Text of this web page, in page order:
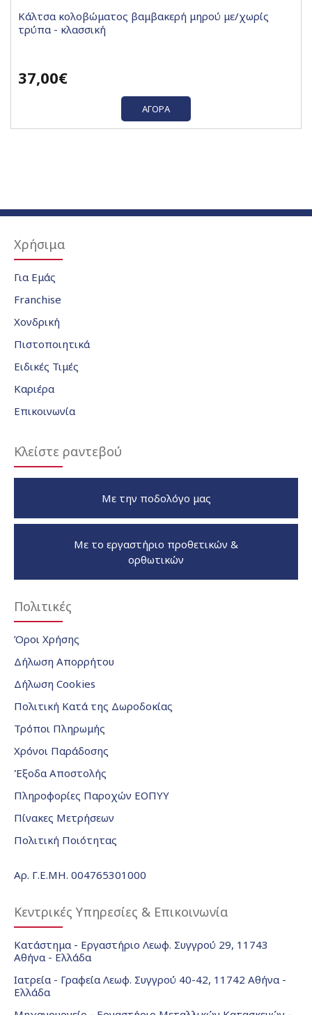
Κάλτσα κολοβώματος βαμβακερή μηρού με/χωρίς
τρύπα - κλασσική
37,00€
ΑΓΟΡΆ
Χρήσιμα
Για Εμάς
Franchise
Χονδρική
Πιστοποιητικά
Ειδικές Τιμές
Καριέρα
Επικοινωνία
Κλείστε ραντεβού
Με την ποδολόγο μας
Με το εργαστήριο προθετικών &
ορθωτικών
Πολιτικές
Όροι Χρήσης
Δήλωση Απορρήτου
Δήλωση Cookies
Πολιτική Κατά της Δωροδοκίας
Τρόποι Πληρωμής
Χρόνοι Παράδοσης
Έξοδα Αποστολής
Πληροφορίες Παροχών ΕΟΠΥΥ
Πίνακες Μετρήσεων
Πολιτική Ποιότητας
Αρ. Γ.Ε.ΜΗ. 004765301000
Κεντρικές Υπηρεσίες & Επικοινωνία
Κατάστημα - Εργαστήριο Λεωφ. Συγγρού 29, 11743
Αθήνα - Ελλάδα
Ιατρεία - Γραφεία Λεωφ. Συγγρού 40-42, 11742 Αθήνα -
Ελλάδα